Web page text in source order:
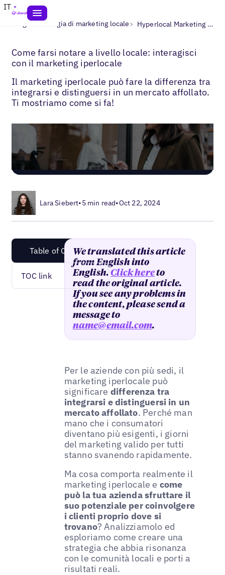
IT
Blogs> Strategia di marketing locale> Hyperlocal Marketing Strategy
Come farsi notare a livello locale: interagisci
con il marketing iperlocale
Il marketing iperlocale può fare la differenza tra
integrarsi e distinguersi in un mercato affollato.
Ti mostriamo come si fa!
Lara Siebert•5 min read•Oct 22, 2024
Table of Content
TOC link
We translated this article
from English into
English.Click hereto
read the original article.
If you see any problems in
the content, please send a
message to
name@email.com.
Per le aziende con più sedi, il
marketing iperlocale può
significare differenza tra
integrarsi e distinguersi in un
mercato affollato. Perché man
mano che i consumatori
diventano più esigenti, i giorni
del marketing valido per tutti
stanno svanendo rapidamente.
Ma cosa comporta realmente il
marketing iperlocale e come
può la tua azienda sfruttare il
suo potenziale per coinvolgere
i clienti proprio dove si
trovano? Analizziamolo ed
esploriamo come creare una
strategia che abbia risonanza
con le comunità locali e porti a
risultati reali.